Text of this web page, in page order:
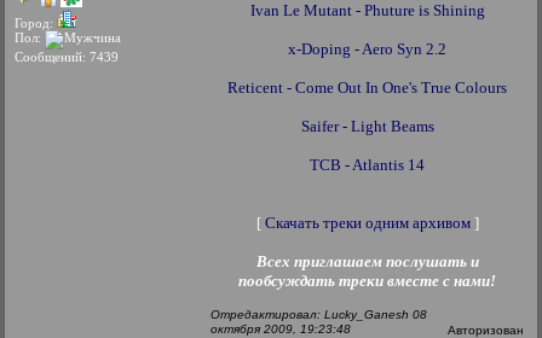
Город:
Пол:
Сообщений: 7439
Ivan Le Mutant - Phuture is Shining
x-Doping - Aero Syn 2.2
Reticent - Come Out In One's True Colours
Saifer - Light Beams
TCB - Atlantis 14
[ Скачать треки одним архивом]
Всех приглашаем послушать и
пообсуждать треки вместе с нами!
Отредактировал: Lucky_Ganesh 08
октября 2009, 19:23:48
Авторизован